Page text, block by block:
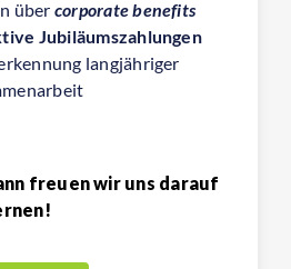
über corporate benefits
Jubiläumszahlungen
langjähriger
freuen wir uns darauf